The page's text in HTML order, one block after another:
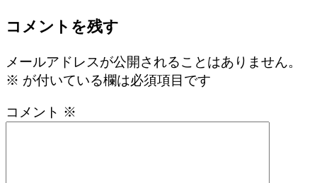
コメントを残す
メールアドレスが公開されることはありません。
※ が付いている欄は必須項目です
コメント ※